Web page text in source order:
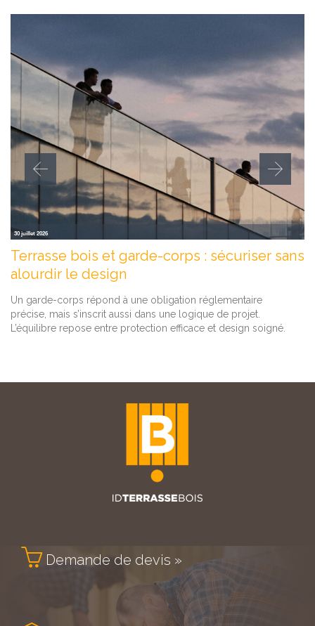
30 juillet 2026
Terrasse bois et garde-corps : sécuriser sans
alourdir le design
Un garde-corps répond à une obligation réglementaire
précise, mais s’inscrit aussi dans une logique de projet.
L’équilibre repose entre protection efficace et design soigné.
 Demande de devis »